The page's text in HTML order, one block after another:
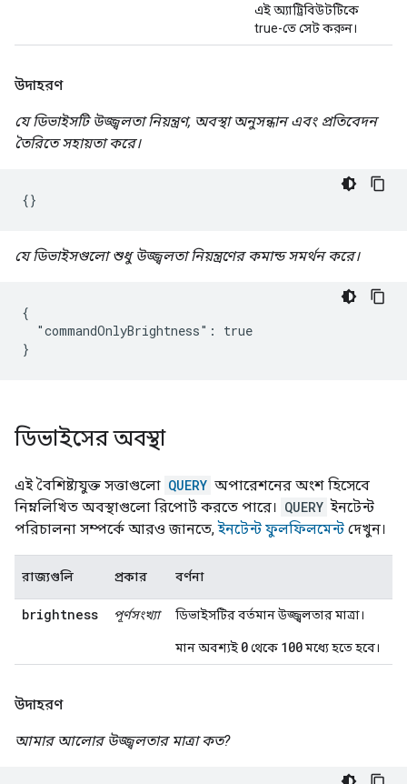
এই অ্যাট্রিবিউটটিকে
true-তে সেট করুন।
উদাহরণ
যে ডিভাইসটি উজ্জ্বলতা নিয়ন্ত্রণ, অবস্থা অনুসন্ধান এবং প্রতিবেদন
তৈরিতে সহায়তা করে।
{}
যে ডিভাইসগুলো শুধু উজ্জ্বলতা নিয়ন্ত্রণের কমান্ড সমর্থন করে।
{
  "commandOnlyBrightness": true
}
ডিভাইসের অবস্থা
এই বৈশিষ্ট্যযুক্ত সত্তাগুলো QUERY অপারেশনের অংশ হিসেবে
নিম্নলিখিত অবস্থাগুলো রিপোর্ট করতে পারে। QUERY ইনটেন্ট
পরিচালনা সম্পর্কে আরও জানতে,ইনটেন্ট ফুলফিলমেন্ট দেখুন।
রাজ্যগুলি প্রকার বর্ণনা
brightness পূর্ণসংখ্যা ডিভাইসটির বর্তমান উজ্জ্বলতার মাত্রা।
মান অবশ্যই 0থেকে 100মধ্যে হতে হবে।
উদাহরণ
আমার আলোর উজ্জ্বলতার মাত্রা কত?